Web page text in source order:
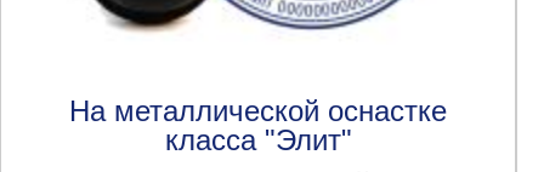
На металлической оснастке
класса "Элит"